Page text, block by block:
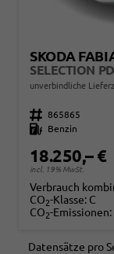
SKODA
SELECTION
unverbindliche
Fahrzeugnr. 865865
Kraftstoff
Benzin
18.250,– €
incl. 19% MwSt.
Verbrauch
CO2-Klasse: C
CO2-Emissionen:
Datensätze pro